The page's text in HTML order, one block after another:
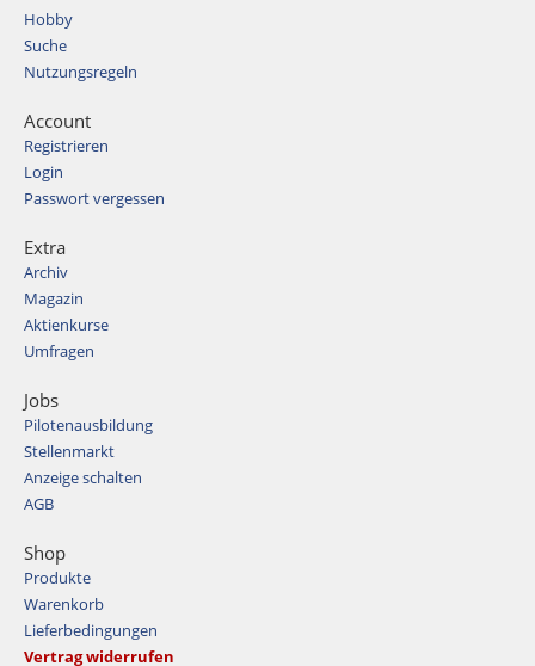
Hobby
Suche
Nutzungsregeln
Account
Registrieren
Login
Passwort vergessen
Extra
Archiv
Magazin
Aktienkurse
Umfragen
Jobs
Pilotenausbildung
Stellenmarkt
Anzeige schalten
AGB
Shop
Produkte
Warenkorb
Lieferbedingungen
Vertrag widerrufen